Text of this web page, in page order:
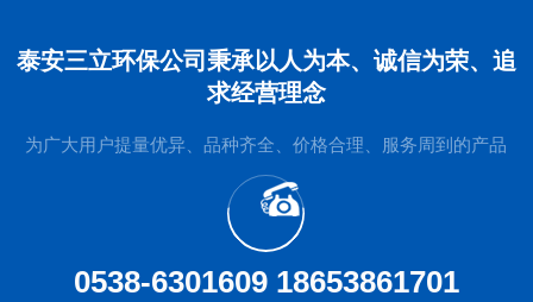
泰安三立环保公司秉承以人为本、诚信为荣、追
求经营理念
为广大用户提量优异、品种齐全、价格合理、服务周到的产品
0538-6301609 18653861701